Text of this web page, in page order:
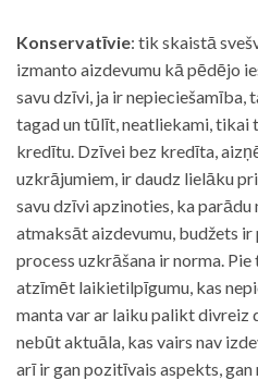
Konservatīvie: tik skaistā
izmanto aizdevumu kā pēdējo
savu dzīvi, ja ir nepieciešamība,
tagad un tūlīt, neatliekami, tikai
kredītu. Dzīvei bez kredīta,
uzkrājumiem, ir daudz lielāku
savu dzīvi apzinoties, ka parādu
atmaksāt aizdevumu, budžets
process uzkrāšana ir norma.
atzīmēt laikietilpīgumu, kas
manta var ar laiku palikt divreiz
nebūt aktuāla, kas vairs nav
arī ir gan pozitīvais aspekts,